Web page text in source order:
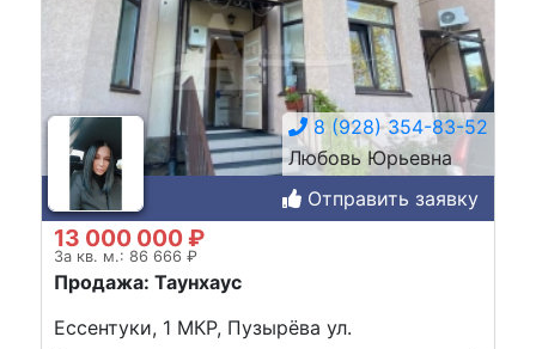
8 (928) 354-83-52
Любовь Юрьевна
Отправить заявку
13 000 000 ₽
За кв. м.: 86 666 ₽
Продажа: Таунхаус
Ессентуки, 1 МКР, Пузырёва ул.